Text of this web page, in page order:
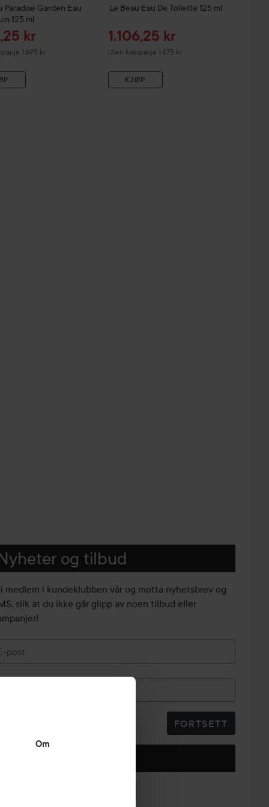
Om
Paradise Garden Eau
125 ml
kr
1.695 kr
Le Beau Eau De Toilette 125 ml
Tilbudspris
1.106,25 kr
Uten kampanje 1.475 kr
KJØP
og tilbud
medlem i kundeklubben vår og motta nyhetsbrev og
slik at du ikke går glipp av noen tilbud eller
post
FORTSETT